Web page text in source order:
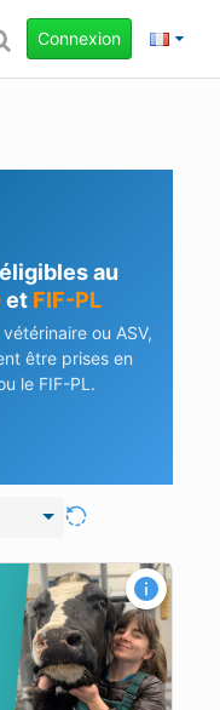
Connexion
au
et FIF-PL
ou ASV,
être prises en
le FIF-PL.